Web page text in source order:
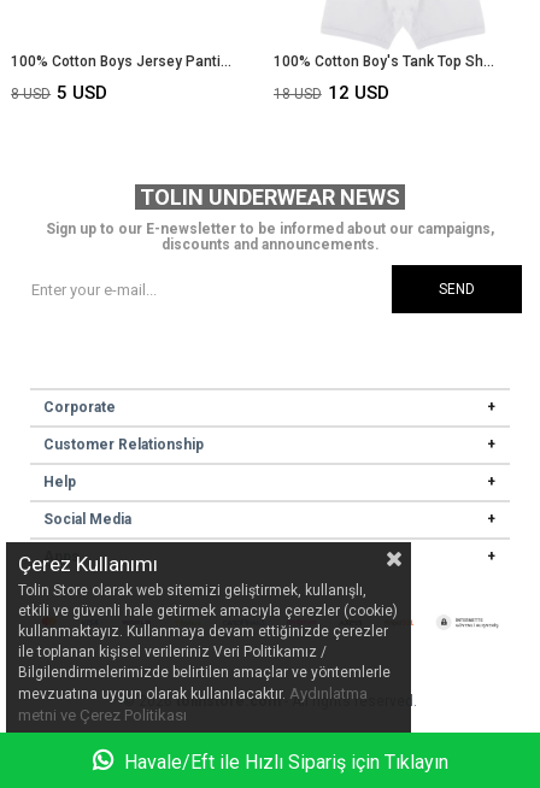
100% Cotton Boys Jersey Panties 234
5 USD
8 USD
100% Cotton Boy's Tank Top Shorts Set 8315
12 USD
18 USD
TOLIN UNDERWEAR NEWS
Sign up to our E-newsletter to be informed about our campaigns,
discounts and announcements.
SEND
Corporate
Customer Relationship
Help
Social Media
Apps
© 2026tolinstore.com- All rights reserved.
Havale/Eft ile Hızlı Sipariş için Tıklayın
Çerez Kullanımı
Tolin Store olarak web sitemizi geliştirmek, kullanışlı,
etkili ve güvenli hale getirmek amacıyla çerezler (cookie)
kullanmaktayız. Kullanmaya devam ettiğinizde çerezler
ile toplanan kişisel verileriniz Veri Politikamız /
Bilgilendirmelerimizde belirtilen amaçlar ve yöntemlerle
mevzuatına uygun olarak kullanılacaktır. Aydınlatma
metni ve Çerez Politikası